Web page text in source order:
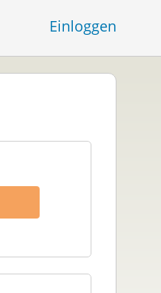
Einloggen